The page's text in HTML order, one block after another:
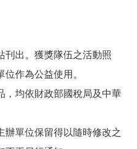
刊出。獲獎隊伍之活動照
作為公益使用。
，均依財政部國稅局及中華
辦單位保留得以隨時修改之